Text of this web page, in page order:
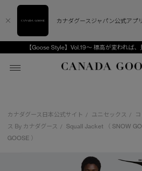
【Goose Style】Vol.19～ 標高が変われば
スノーグース
アンバサダー
ウィメンズ TOP
ベストセラー
メンズ TOP
ベストセラー
キッズ TOP
キッズ（2‐7歳)
カナダグース日本公式サイト / ユニセックス /
ス By カナダグース
/
Squall Jacket （ SNOW
GOOSE ）
カナダグースジャパン公式アプリ